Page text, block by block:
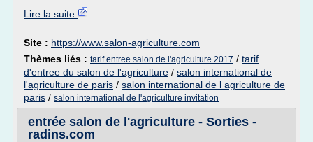
Lire la suite
Site : https://www.salon-agriculture.com
Thèmes liés : tarif entree salon de l'agriculture 2017 / tarif
d'entree du salon de l'agriculture / salon international de
l'agriculture de paris / salon international de l agriculture de
paris / salon international de l'agriculture invitation
entrée salon de l'agriculture - Sorties -
radins.com